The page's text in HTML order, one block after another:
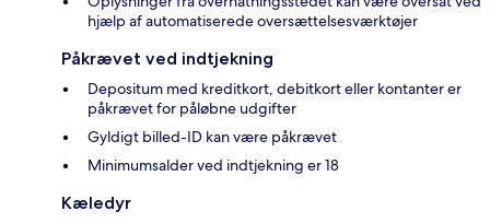
hjælp af automatiserede oversættelsesværktøjer
Påkrævet ved indtjekning
Depositum med kreditkort, debitkort eller kontanter er
påkrævet for påløbne udgifter
Gyldigt billed-ID kan være påkrævet
Minimumsalder ved indtjekning er 18
Kæledyr